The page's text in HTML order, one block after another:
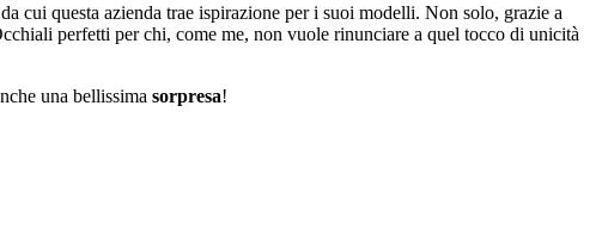
cui questa azienda trae ispirazione per i suoi modelli. Non solo, grazie a
perfetti per chi, come me, non vuole rinunciare a quel tocco di unicità
una bellissima sorpresa!